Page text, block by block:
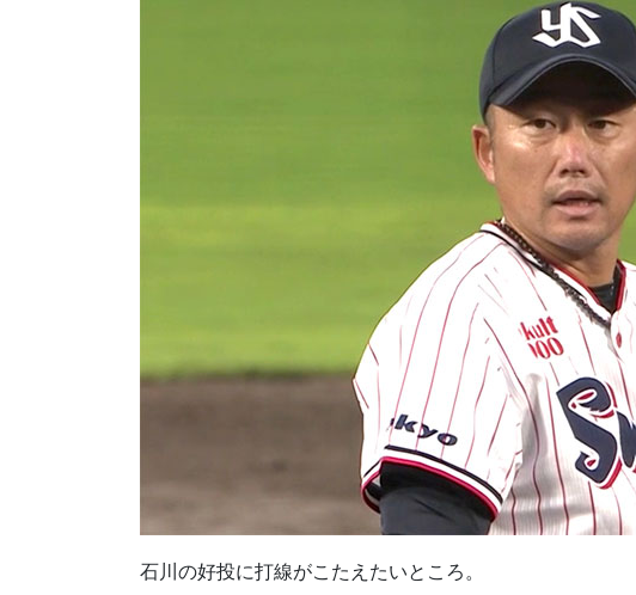
石川の好投に打線がこたえたいところ。